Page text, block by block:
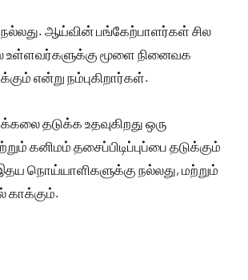
நல்லது. ஆய்வின் பங்கேற்பாளர்கள் சில
உள்ளவர்களுக்கு மூளை நினைவக
என்று நம்புகிறார்கள்.
தடுக்க உதவுகிறது ஒரு
கனிமம் தசைப்பிடிப்புப்பை தடுக்கும்
நொய்யாளிகளுக்கு நல்லது, மற்றும்
காக்கும்.